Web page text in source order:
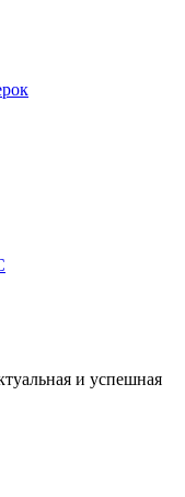
и успешная